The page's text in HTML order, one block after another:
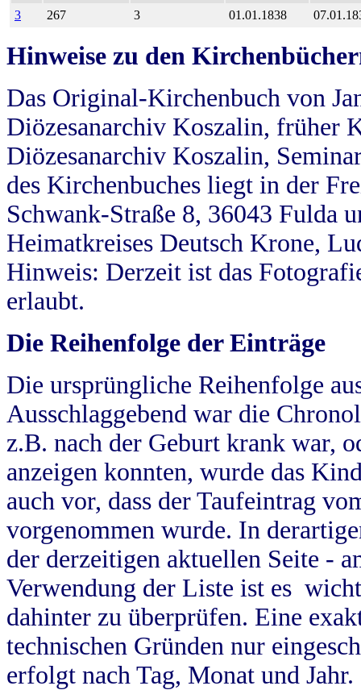
3
267 3 01.01.1838
Hinweise zu den
Das Original-Kirchenbuch von
Diözesanarchiv Koszalin, früher
Diözesanarchiv Koszalin,
des Kirchenbuches liegt in der
Schwank-Straße 8, 36043 Fulda
Heimatkreises Deutsch Krone,
Hinweis: Derzeit ist das
erlaubt.
Die Reihenfolge der Einträge
Die ursprüngliche Reihenfolge
Ausschlaggebend war die
z.B. nach der Geburt krank war,
anzeigen konnten, wurde das
auch vor, dass der Taufeintrag
vorgenommen wurde. In
der derzeitigen aktuellen Seite -
Verwendung der Liste ist es
dahinter zu überprüfen. Eine
technischen Gründen nur
erfolgt nach Tag, Monat und Jahr.